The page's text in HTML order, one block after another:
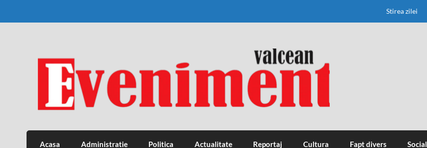
Stirea zilei
Eveniment Valcean
Acasa Administratie Politica Actualitate Reportaj Cultura Fapt divers Social